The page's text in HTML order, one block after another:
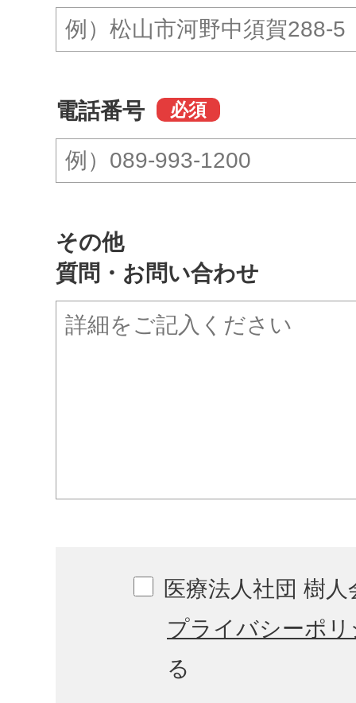
電話番号 必須
その他
質問・お問い合わせ
医療法人社団 樹
プライバシーポリ
る